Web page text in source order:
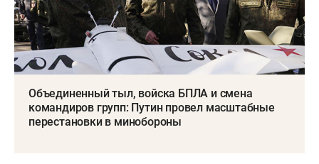
Объединенный тыл, войска БПЛА и смена
командиров групп: Путин провел масштабные
перестановки в минобороны